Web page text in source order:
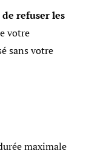
refuser les
votre
sans votre
maximale